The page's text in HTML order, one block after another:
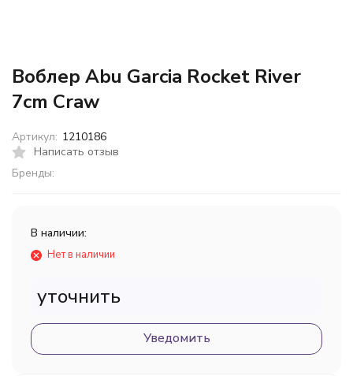
Воблер Abu Garcia Rocket River
7cm Craw
Написать отзыв
Бренды:
Артикул: 1210186
В наличии:
Нет в наличии
уточнить
Уведомить